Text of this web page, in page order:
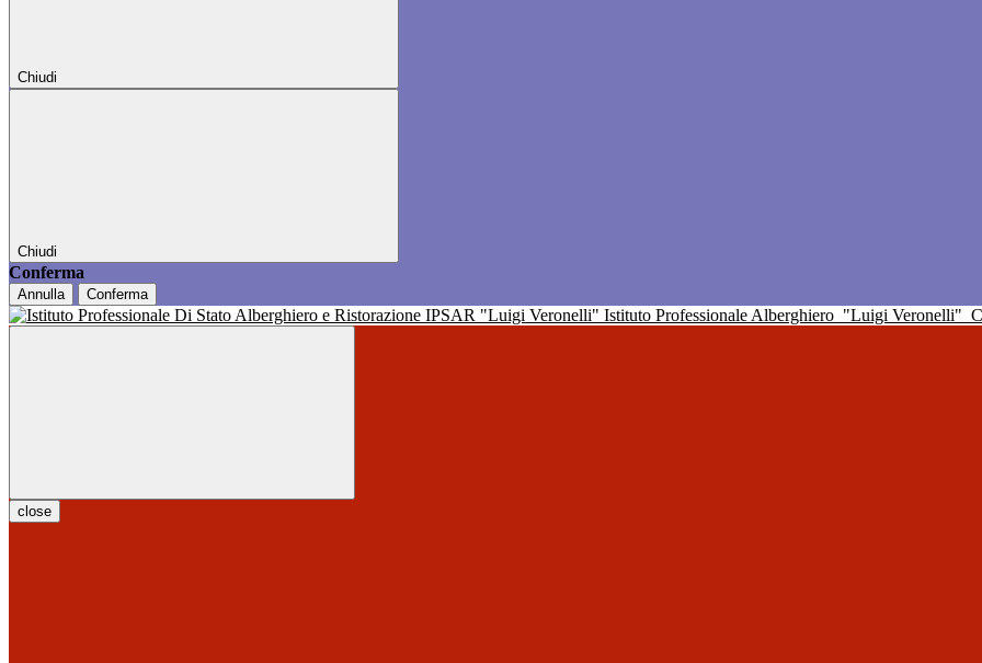
Chiudi
Chiudi
Conferma
Annulla Conferma
Istituto Professionale Alberghiero "Luigi Veronelli"
close